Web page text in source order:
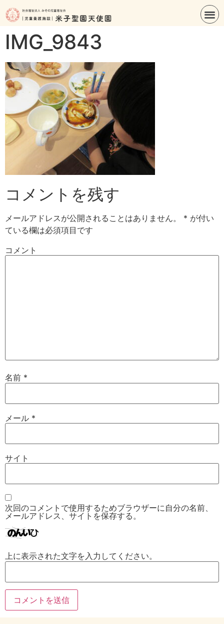
IMG_9843
コメントを残す
メールアドレスが公開されることはありません。 * が付い
ている欄は必須項目です
コメント
名前 *
メール *
サイト
次回のコメントで使用するためブラウザーに自分の名前、
メールアドレス、サイトを保存する。
上に表示された文字を入力してください。